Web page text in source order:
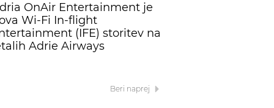
OnAir Entertainment je
Wi-Fi In-flight
(IFE) storitev na
Adrie Airways
Beri naprej